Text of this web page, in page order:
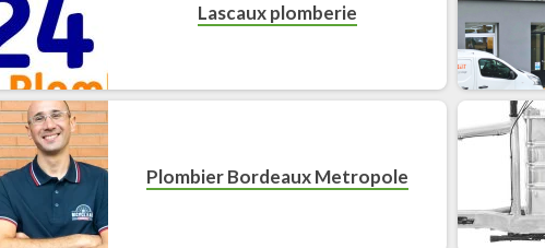
Lascaux plomberie
Plombier Bordeaux Metropole